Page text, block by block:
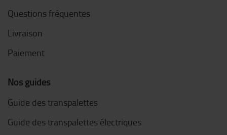
Questions fréquentes
Livraison
Paiement
Nos guides
Guide des transpalettes
Guide des transpalettes électriques